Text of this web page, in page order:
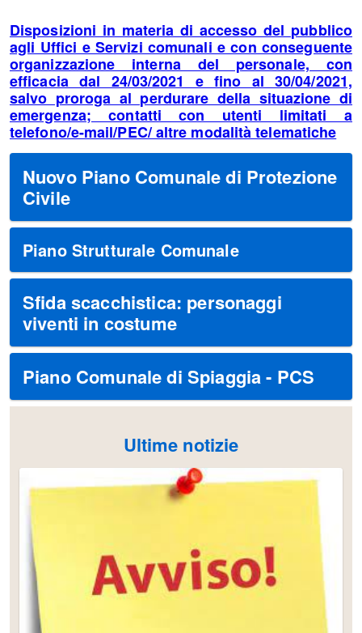
Disposizioni in materia di accesso del pubblico
agli Uffici e Servizi comunali e con conseguente
organizzazione interna del personale, con
efficacia dal 24/03/2021 e fino al 30/04/2021,
salvo proroga al perdurare della situazione di
emergenza; contatti con utenti limitati a
telefono/e-mail/PEC/ altre modalità telematiche
Nuovo Piano Comunale di Protezione
Civile
Piano Strutturale Comunale
Sfida scacchistica: personaggi
viventi in costume
Piano Comunale di Spiaggia - PCS
Ultime notizie